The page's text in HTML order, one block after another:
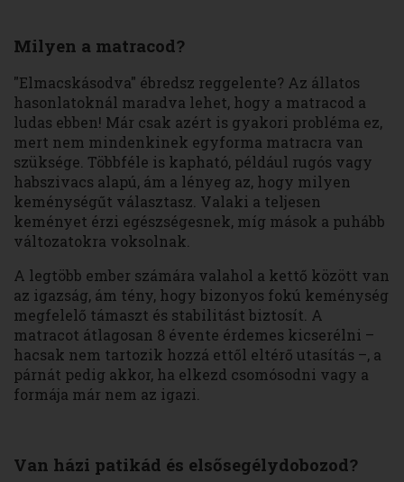
Milyen a matracod?
"Elmacskásodva" ébredsz reggelente? Az állatos
hasonlatoknál maradva lehet, hogy a matracod a
ludas ebben! Már csak azért is gyakori probléma ez,
mert nem mindenkinek egyforma matracra van
szüksége. Többféle is kapható, például rugós vagy
habszivacs alapú, ám a lényeg az, hogy milyen
keménységűt választasz. Valaki a teljesen
keményet érzi egészségesnek, míg mások a puhább
változatokra voksolnak.
A legtöbb ember számára valahol a kettő között van
az igazság, ám tény, hogy bizonyos fokú keménység
megfelelő támaszt és stabilitást biztosít. A
matracot átlagosan 8 évente érdemes kicserélni –
hacsak nem tartozik hozzá ettől eltérő utasítás –, a
párnát pedig akkor, ha elkezd csomósodni vagy a
formája már nem az igazi.
Van házi patikád és elsősegélydobozod?